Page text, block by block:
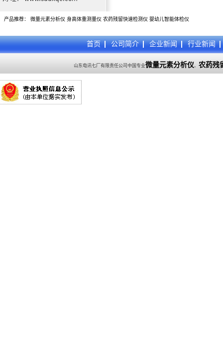
产品推荐： 微量元素分析仪 身高体重测量仪 农药残留快速检测仪 婴幼儿智能体检仪
首页 公司简介 企业新闻 行业新闻
山东电讯七厂有限责任公司中国专业微量元素分析仪、 农药残